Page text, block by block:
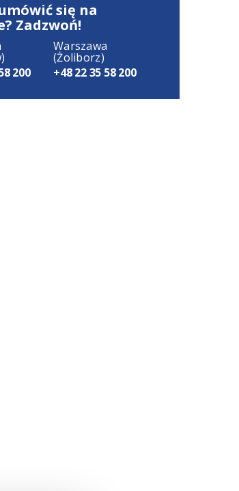
się na
Zadzwoń!
200
Warszawa
(Żoliborz)
+48 22 35 58 200